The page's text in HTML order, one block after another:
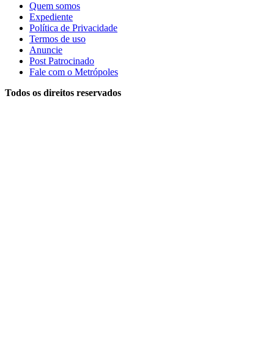
Quem somos
Expediente
Política de Privacidade
Termos de uso
Anuncie
Post Patrocinado
Fale com o Metrópoles
Todos os direitos reservados